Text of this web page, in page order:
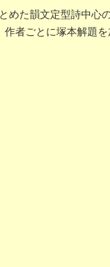
めた韻文定型詩中心
者ごとに塚本解題を